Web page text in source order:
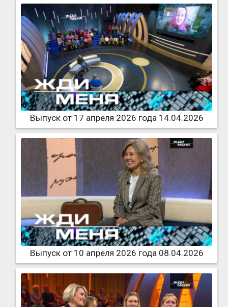
Выпуск от 17 апреля 2026 года 14.04.2026
Выпуск от 10 апреля 2026 года 08.04.2026